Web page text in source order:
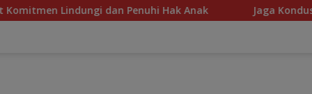
Hak Anak Jaga Kondusivitas HSS, Intelkam